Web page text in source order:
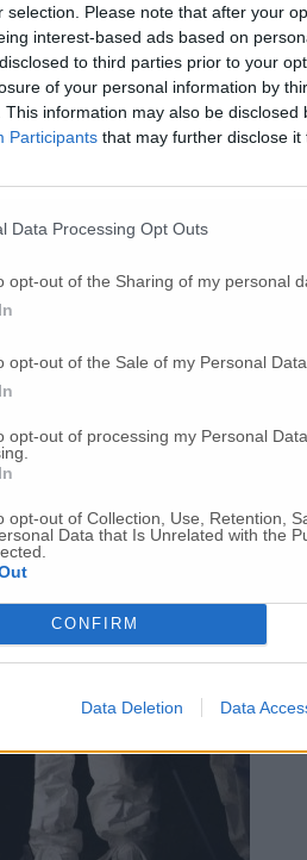
selection. Please note that after your
interest-based ads based on
to third parties prior to your
of your personal information by
This information may also be
Participants that may further disclose it
Data Processing Opt Outs
opt-out of the Sharing of my personal
opt-out of the Sale of my Personal Data.
opt-out of processing my Personal
opt-out of Collection, Use, Retention,
Data that Is Unrelated with the
CONFIRM
Data Deletion Data